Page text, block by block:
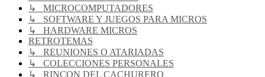
↳ MICROCOMPUTADORES
↳ SOFTWARE Y JUEGOS PARA MICROS
↳ HARDWARE MICROS
RETROTEMAS
↳ REUNIONES O ATARIADAS
↳ COLECCIONES PERSONALES
↳ RINCON DEL CACHURERO